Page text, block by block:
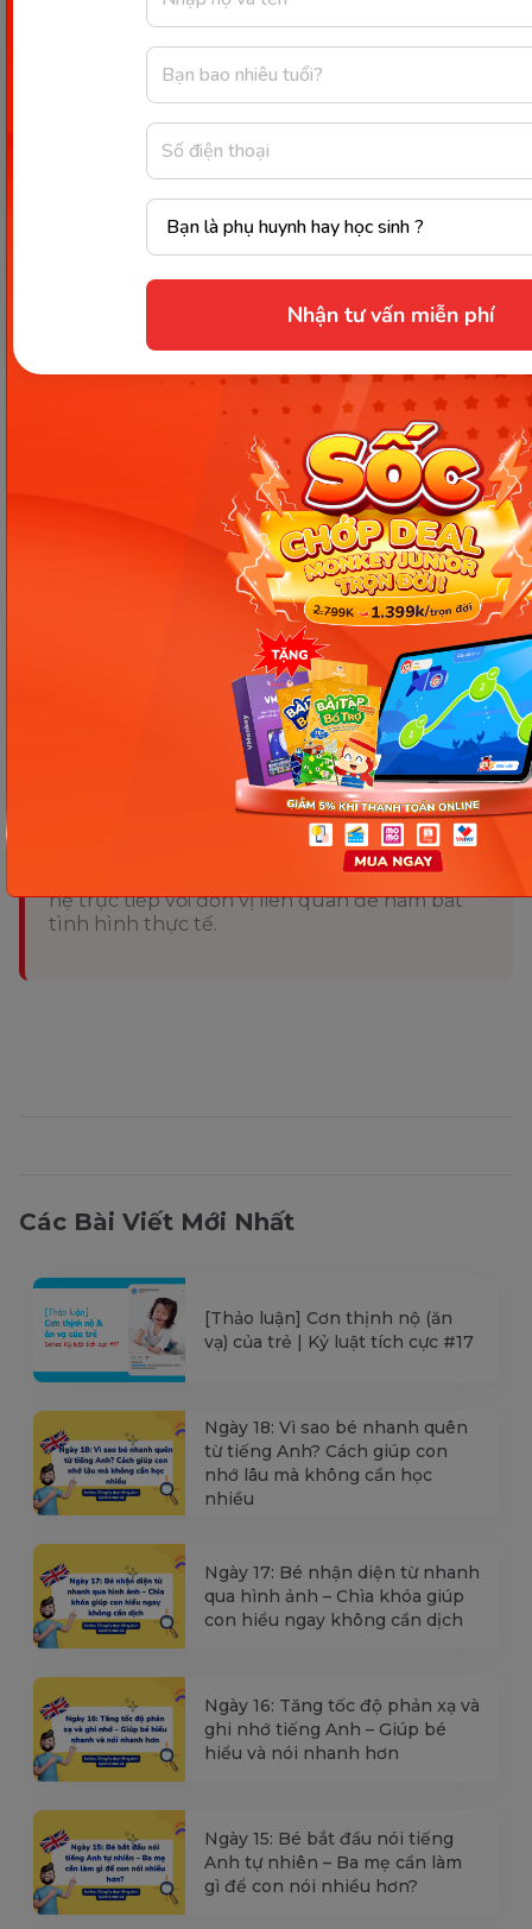
Nhận tư vấn miễn phí
phát triển khả năng giao tiếp tự nhiên.
Kết luận
Ngày 15 trong series “30 ngày dạy tiếng Anh
cho bé tại nhà”, điều quan trọng không phải là bé
nói được bao nhiêu từ, mà là bé bắt đầu có nhu cầu
nói và sử dụng tiếng Anh để giao tiếp. Chỉ cần ba mẹ
thay đổi cách tương tác, biết chờ đợi và gợi mở
đúng lúc, bé sẽ dần nói nhiều hơn mỗi ngày một
cách tự nhiên mà không cần ép buộc.
Trong Ngày 16, ba mẹ sẽ tiếp tục tìm hiểu cách giúp
bé phản xạ nhanh hơn, từ đó nói tiếng Anh trôi chảy
và tự tin hơn trong các tình huống quen thuộc.
Chia sẻ ngay
Thông tin trong bài viết được tổng hợp nhằm
mục đích tham khảo và có thể thay đổi mà
không cần báo trước. Quý khách vui lòng
kiểm tra lại qua các kênh chính thức hoặc liên
hệ trực tiếp với đơn vị liên quan để nắm bắt
tình hình thực tế.
Các Bài Viết Mới Nhất
[Thảo luận] Cơn thịnh nộ (ăn
vạ) của trẻ | Kỷ luật tích cực #17
Ngày 18: Vì sao bé nhanh quên
từ tiếng Anh? Cách giúp con
nhớ lâu mà không cần học
nhiều
Ngày 17: Bé nhận diện từ nhanh
qua hình ảnh – Chìa khóa giúp
con hiểu ngay không cần dịch
Ngày 16: Tăng tốc độ phản xạ và
ghi nhớ tiếng Anh – Giúp bé
hiểu và nói nhanh hơn
Ngày 15: Bé bắt đầu nói tiếng
Anh tự nhiên – Ba mẹ cần làm
gì để con nói nhiều hơn?